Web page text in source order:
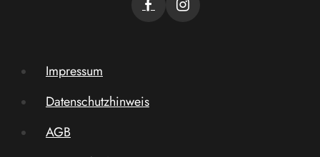
Impressum
Datenschutzhinweis
AGB